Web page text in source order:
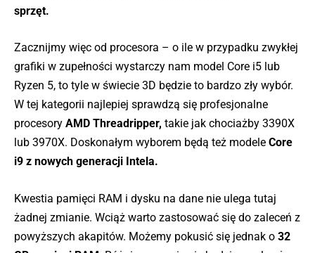
sprzęt.
Zacznijmy więc od procesora – o ile w przypadku zwykłej
grafiki w zupełności wystarczy nam model Core i5 lub
Ryzen 5, to tyle w świecie 3D będzie to bardzo zły wybór.
W tej kategorii najlepiej sprawdzą się profesjonalne
procesory AMD Threadripper, takie jak chociażby 3390X
lub 3970X. Doskonałym wyborem będą też modele Core
i9 z nowych generacji Intela.
Kwestia pamięci RAM i dysku na dane nie ulega tutaj
żadnej zmianie. Wciąż warto zastosować się do zaleceń z
powyższych akapitów. Możemy pokusić się jednak o 32